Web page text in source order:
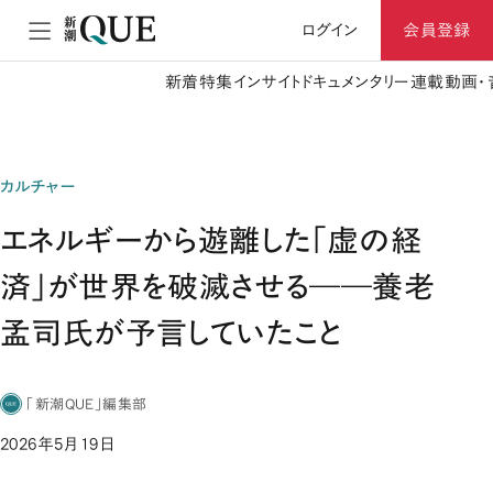
ログイン 会員登録
新着特集 インサイト ドキュメンタリー 連載動画
カルチャー
エネルギーから遊離した「虚の経
済」が世界を破滅させる――養老
孟司氏が予言していたこと
「新潮QUE」編集部
2026年5月19日